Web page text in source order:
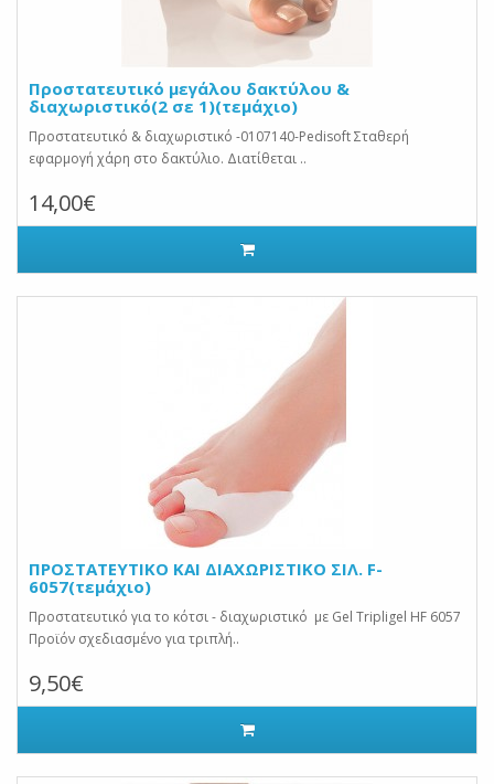
Προστατευτικό μεγάλου δακτύλου &
διαχωριστικό(2 σε 1)(τεμάχιο)
Προστατευτικό & διαχωριστικό -0107140-Pedisoft Σταθερή
εφαρμογή χάρη στο δακτύλιο. Διατίθεται ..
14,00€
ΠΡΟΣΤΑΤΕΥΤΙΚΟ ΚΑΙ ΔΙΑΧΩΡΙΣΤΙΚΟ ΣΙΛ. F-
6057(τεμάχιο)
Προστατευτικό για το κότσι - διαχωριστικό με Gel Tripligel HF 6057
Προϊόν σχεδιασμένο για τριπλή..
9,50€